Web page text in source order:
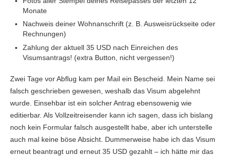
Monate
Nachweis deiner Wohnanschrift (z. B. Ausweisrückseite oder
Rechnungen)
Zahlung der aktuell 35 USD nach Einreichen des
Visumsantrags! (extra Button, nicht vergessen!)
Zwei Tage vor Abflug kam per Mail ein Bescheid. Mein Name sei
falsch geschrieben gewesen, weshalb das Visum abgelehnt
wurde. Einsehbar ist ein solcher Antrag ebensowenig wie
editierbar. Als Vollzeitreisender kann ich sagen, dass ich bislang
noch kein Formular falsch ausgestellt habe, aber ich unterstelle
auch mal keine böse Absicht. Dummerweise habe ich das Visum
erneut beantragt und erneut 35 USD gezahlt – ich hätte mir das